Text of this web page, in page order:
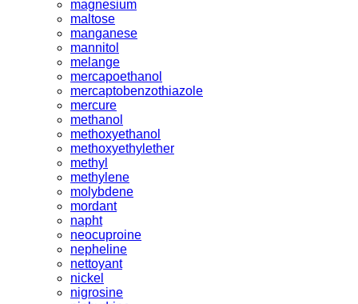
magnesium
maltose
manganese
mannitol
melange
mercapoethanol
mercaptobenzothiazole
mercure
methanol
methoxyethanol
methoxyethylether
methyl
methylene
molybdene
mordant
napht
neocuproine
nepheline
nettoyant
nickel
nigrosine